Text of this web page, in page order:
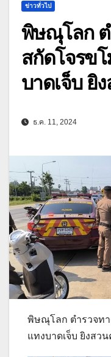
ข่าวทั่วไป
พิษณุโลก ต
สกัดโจรข
บาดเจ็บ ยิ
ธ.ค. 11, 2024
พิษณุโลก ตำรวจท
แทงบาดเจ็บ ยิงสวน